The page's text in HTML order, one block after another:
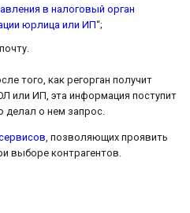
в налоговый орган
юрлица или ИП“;
того, как регорган получит
или ИП, эта информация поступит
делал о нем запрос.
, позволяющих проявить
выборе контрагентов.